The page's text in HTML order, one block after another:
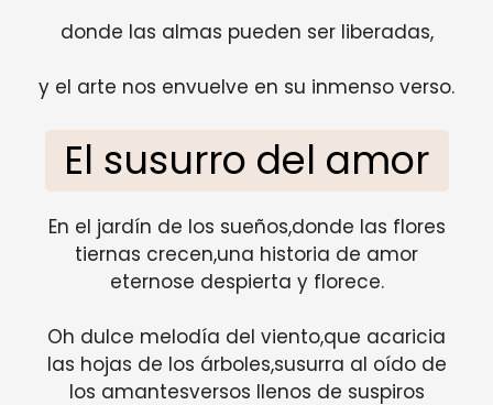
donde las almas pueden ser liberadas,
y el arte nos envuelve en su inmenso verso.
El susurro del amor
En el jardín de los sueños,donde las flores
tiernas crecen,una historia de amor
eternose despierta y florece.
Oh dulce melodía del viento,que acaricia
las hojas de los árboles,susurra al oído de
los amantesversos llenos de suspiros